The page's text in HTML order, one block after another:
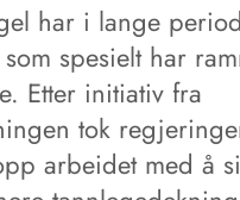
har i lange
spesielt har
Etter initiativ fra
tok
arbeidet med å